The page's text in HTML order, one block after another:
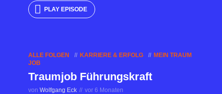
PLAY EPISODE
ALLE FOLGEN KARRIERE & ERFOLG
MEIN TRAUM
JOB
Traumjob Führungskraft
von Wolfgang Eck vor 6 Monaten